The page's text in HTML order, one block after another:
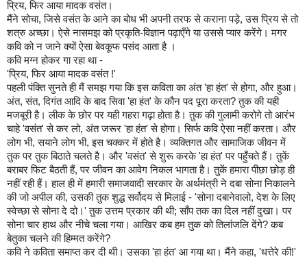
प्रिय,फिर आया मादक वसंत।
मैंने सोचा,जिसे वसंत के आने का बोध भी अपनी तरफ से कराना पड़े,उस प्रिय से तो
शत्रु अच्छा। ऐसे नासमझ को प्रकृति-विज्ञान पढ़ाएँगे या उससे प्यार करेंगे। मगर
कवि को न जाने क्यों ऐसा बेवकूफ पसंद आता है ।
कवि मग्न होकर गा रहा था-
'प्रिय,फिर आया मादक वसंत!'
पहली पंक्ति सुनते ही मैं समझ गया कि इस कविता का अंत 'हा हंत'से होगा, और हुआ।
अंत,संत,दिगंत आदि के बाद सिवा 'हा हंत'के कौन पद पूरा करता?तुक की यही
मजबूरी है। लीक के छोर पर यही गहरा गढ़ा होता है। तुक की गुलामी करोगे तो आरंभ
चाहे 'वसंत'से कर लो, अंत जरूर 'हा हंत'से होगा। सिर्फ कवि ऐसा नहीं करता। और
लोग भी,सयाने लोग भी,इस चक्कर में होते है। व्यक्तिगत और सामाजिक जीवन में
तुक पर तुक बिठाते चलते है। और 'वसंत'से शुरू करके 'हा हंत'पर पहुँचते हैं। तुकें
बराबर फिट बैठती हैं,पर जीवन का आवेग निकल भागता है। तुकें हमारा पीछा छोड़ ही
नहीं रही हैं। हाल ही में हमारी समाजवादी सरकार के अर्थमंत्री ने दबा सोना निकालने
की जो अपील की,उसकी तुक शुद्ध सर्वोदय से मिलाई - 'सोना दबानेवालो,देश के लिए
स्वेच्छा से सोना दे दो।'तुक उत्तम प्रकार की थी;साँप तक का दिल नहीं दुखा। पर
सोना चार हाथ और नीचे चला गया। आखिर कब हम तुक को तिलांजलि देंगे?कब
बेतुका चलने की हिम्मत करेंगे?
कवि ने कविता समाप्त कर दी थी। उसका 'हा हंत' आ गया था। मैंने कहा, 'धत्तेरे की!'